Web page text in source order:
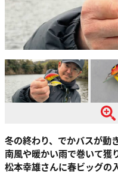
冬の終わり、でかバスが動
南風や暖かい雨で巻いて獲
松本幸雄さんに春ビッグの